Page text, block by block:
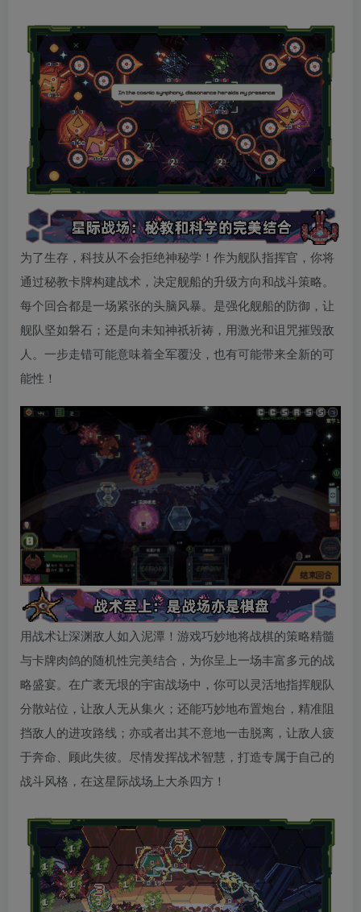
为了生存，科技从不会拒绝神秘学！作为舰队指挥官，你将
通过秘教卡牌构建战术，决定舰船的升级方向和战斗策略。
每个回合都是一场紧张的头脑风暴。是强化舰船的防御，让
舰队坚如磐石；还是向未知神祇祈祷，用激光和诅咒摧毁敌
人。一步走错可能意味着全军覆没，也有可能带来全新的可
能性！
用战术让深渊敌人如入泥潭！游戏巧妙地将战棋的策略精髓
与卡牌肉鸽的随机性完美结合，为你呈上一场丰富多元的战
略盛宴。在广袤无垠的宇宙战场中，你可以灵活地指挥舰队
分散站位，让敌人无从集火；还能巧妙地布置炮台，精准阻
挡敌人的进攻路线；亦或者出其不意地一击脱离，让敌人疲
于奔命、顾此失彼。尽情发挥战术智慧，打造专属于自己的
战斗风格，在这星际战场上大杀四方！